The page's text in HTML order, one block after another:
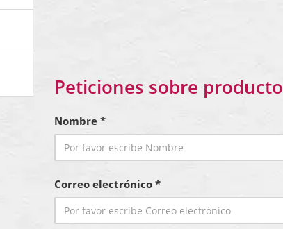
Peticiones sobre producto
Nombre *
Correo electrónico *